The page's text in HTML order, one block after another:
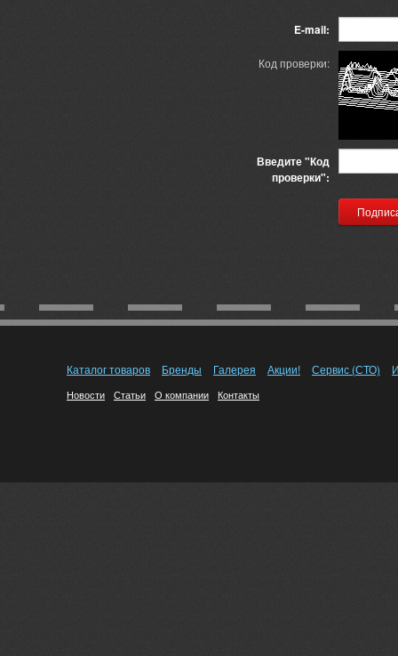
E-mail:
Код проверки:
Введите "Код
проверки":
Каталог товаров Бренды Галерея Акции! Сервис (СТО)
Новости Статьи О компании Контакты